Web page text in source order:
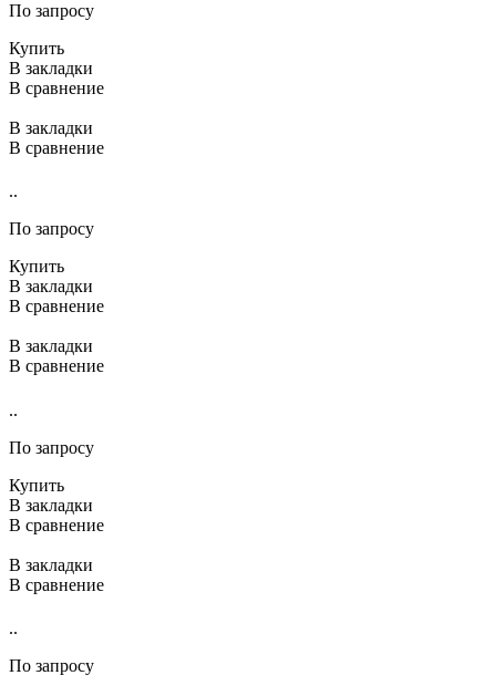
По запросу
Купить
В закладки
В сравнение
В закладки
В сравнение
..
По запросу
Купить
В закладки
В сравнение
В закладки
В сравнение
..
По запросу
Купить
В закладки
В сравнение
В закладки
В сравнение
..
По запросу